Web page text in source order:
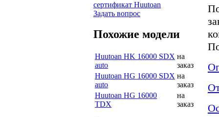
сертификат Huutoan
Задать вопрос
Похожие модели
Huutoan HK 16000 SDX
auto
на
заказ
Huutoan HG 16000 SDX
auto
на
заказ
Huutoan HG 16000
TDX
на
заказ